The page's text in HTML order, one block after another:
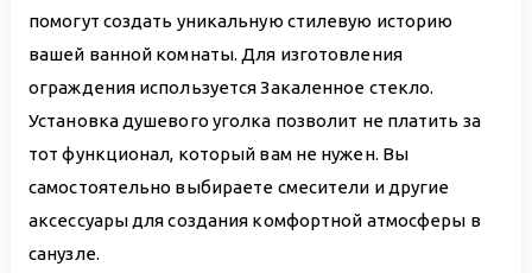
помогут создать уникальную стилевую историю
вашей ванной комнаты. Для изготовления
ограждения используется Закаленное стекло.
Установка душевого уголка позволит не платить за
тот функционал, который вам не нужен. Вы
самостоятельно выбираете смесители и другие
аксессуары для создания комфортной атмосферы в
санузле.